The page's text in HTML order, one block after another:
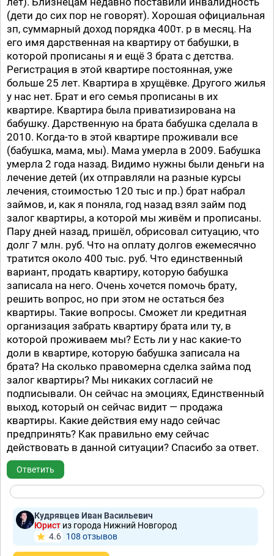
(дети до сих пор не говорят). Хорошая официальная
зп, суммарный доход порядка 400т. р в месяц. На
его имя дарственная на квартиру от бабушки, в
которой прописаны я и ещё 3 брата с детства.
Регистрация в этой квартире постоянная, уже
больше 25 лет. Квартира в хрущёвке. Другого жилья
у нас нет. Брат и его семья прописаны в их
квартире. Квартира была приватизирована на
бабушку. Дарственную на брата бабушка сделала в
2010. Когда-то в этой квартире проживали все
(бабушка, мама, мы). Мама умерла в 2009. Бабушка
умерла 2 года назад. Видимо нужны были деньги на
лечение детей (их отправляли на разные курсы
лечения, стоимостью 120 тыс и пр.) брат набрал
займов, и, как я поняла, год назад взял займ под
залог квартиры, а которой мы живём и прописаны.
Пару дней назад, пришёл, обрисовал ситуацию, что
долг 7 млн. руб. Что на оплату долгов ежемесячно
тратится около 400 тыс. руб. Что единственный
вариант, продать квартиру, которую бабушка
записала на него. Очень хочется помочь брату,
решить вопрос, но при этом не остаться без
квартиры. Такие вопросы. Сможет ли кредитная
организация забрать квартиру брата или ту, в
которой проживаем мы? Есть ли у нас какие-то
доли в квартире, которую бабушка записала на
брата? На сколько правомерна сделка займа под
залог квартиры? Мы никаких согласий не
подписывали. Он сейчас на эмоциях, Единственный
выход, который он сейчас видит — продажа
квартиры. Какие действия ему надо сейчас
предпринять? Как правильно ему сейчас
действовать в данной ситуации? Спасибо за ответ.
Ответить
Кудрявцев Иван Васильевич
Юрист из города Нижний Новгород
4.6 108 отзывов